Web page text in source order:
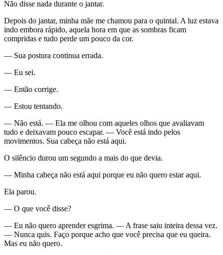
Não disse nada durante o jantar.
Depois do jantar, minha mãe me chamou para o quintal. A luz estava
indo embora rápido, aquela hora em que as sombras ficam
compridas e tudo perde um pouco da cor.
— Sua postura continua errada.
— Eu sei.
— Então corrige.
— Estou tentando.
— Não está. — Ela me olhou com aqueles olhos que avaliavam
tudo e deixavam pouco escapar. — Você está indo pelos
movimentos. Sua cabeça não está aqui.
O silêncio durou um segundo a mais do que devia.
— Minha cabeça não está aqui porque eu não quero estar aqui.
Ela parou.
— O que você disse?
— Eu não quero aprender esgrima. — A frase saiu inteira dessa vez.
— Nunca quis. Faço porque acho que você precisa que eu queira.
Mas eu não quero.